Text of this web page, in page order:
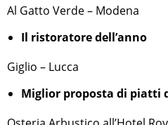
Al Gatto Verde – Modena
Il ristoratore dell’anno
Giglio – Lucca
Miglior proposta di piatti